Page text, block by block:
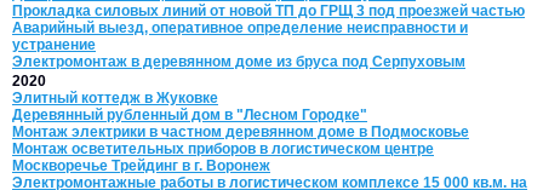
Прокладка силовых линий от новой ТП до ГРЩ 3 под проезжей частью
Аварийный выезд, оперативное определение неисправности и
устранение
Электромонтаж в деревянном доме из бруса под Серпуховым
2020
Элитный коттедж в Жуковке
Деревянный рубленный дом в "Лесном Городке"
Монтаж электрики в частном деревянном доме в Подмосковье
Монтаж осветительных приборов в логистическом центре
Москворечье Трейдинг в г. Воронеж
Электромонтажные работы в логистическом комплексе 15 000 кв.м. на